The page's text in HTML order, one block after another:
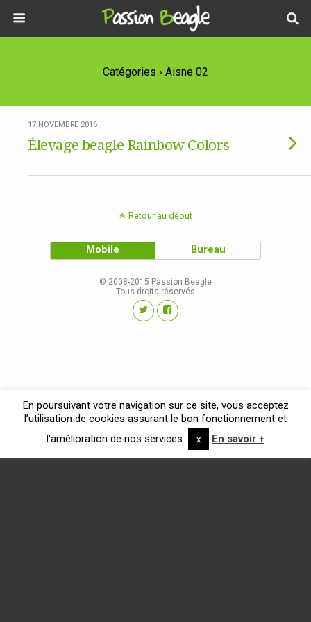
Catégories › Aisne 02
17 NOVEMBRE 2016
Élevage beagle Rainbow Colors
Retour au début
Mobile Bureau
© 2008-2015 Passion Beagle
Tous droits réservés
En poursuivant votre navigation sur ce site, vous acceptez
l’utilisation de cookies assurant le bon fonctionnement et
l'amélioration de nos services.
x En savoir +